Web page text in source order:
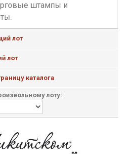
штампы и
лот
лот
каталога
лоту: